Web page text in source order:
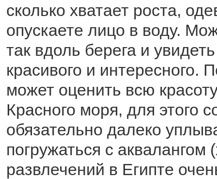
сколько хватает роста,
опускаете лицо в воду.
так вдоль берега и
красивого и интересного.
может оценить всю
Красного моря, для этого
обязательно далеко
погружаться с аквалангом
развлечений в Египте